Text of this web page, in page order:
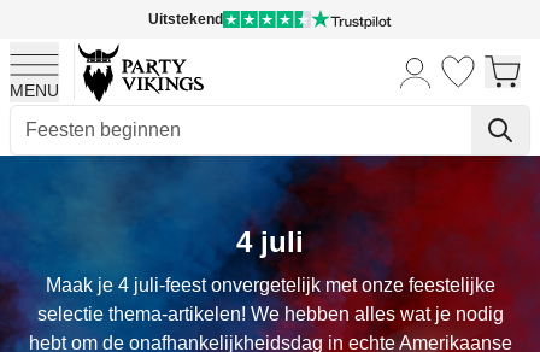
Uitstekend
MENU
4 juli
Maak je 4 juli-feest onvergetelijk met onze feestelijke
selectie thema-artikelen! We hebben alles wat je nodig
hebt om de onafhankelijkheidsdag in echte Amerikaanse